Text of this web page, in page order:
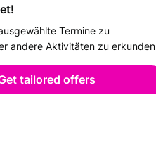
Termine zu
andere Aktivitäten zu erkunden
tailored offers